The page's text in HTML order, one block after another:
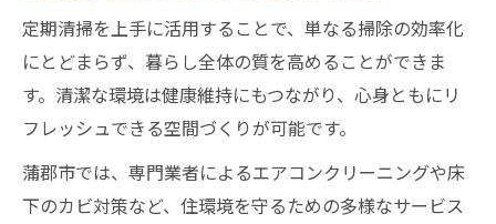
定期清掃を上手に活用することで、単なる掃除の効率化
にとどまらず、暮らし全体の質を高めることができま
す。清潔な環境は健康維持にもつながり、心身ともにリ
フレッシュできる空間づくりが可能です。
蒲郡市では、専門業者によるエアコンクリーニングや床
下のカビ対策など、住環境を守るための多様なサービス